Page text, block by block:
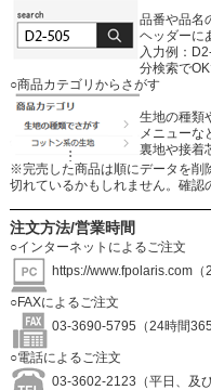
品番や品名
ヘッダーに
入力例：
分検索でOK
○商品カテゴリからさがす
生地の種類
メニューな
裏地や接着
※完売した商品は順にデータを削
切れているかもしれません。確認
注文方法/営業時間
○インターネットによるご注文
https://www.fpolaris.com（
○FAXによるご注文
03-3690-5795（24時間365
○電話によるご注文
03-3602-2123（平日、及